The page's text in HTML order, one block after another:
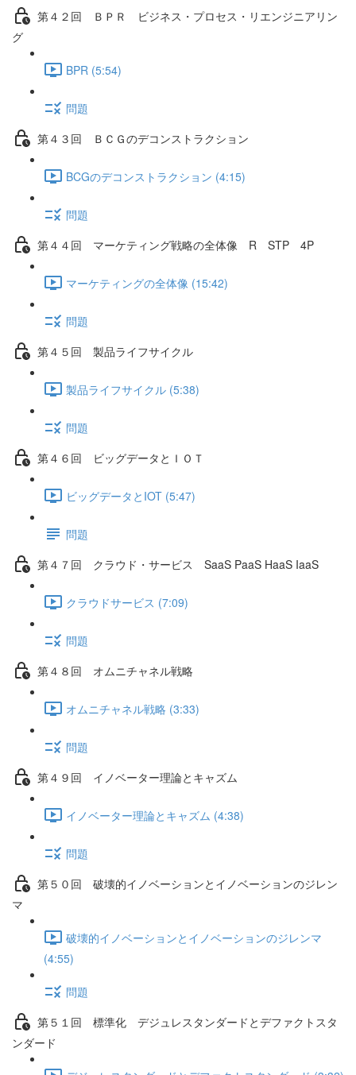
第４２回 ＢＰＲ ビジネス・プロセス・リエンジニアリン
グ
BPR (5:54)
問題
第４３回 ＢＣＧのデコンストラクション
BCGのデコンストラクション (4:15)
問題
第４４回 マーケティング戦略の全体像 R STP 4P
マーケティングの全体像 (15:42)
問題
第４５回 製品ライフサイクル
製品ライフサイクル (5:38)
問題
第４６回 ビッグデータとＩＯＴ
ビッグデータとIOT (5:47)
問題
第４７回 クラウド・サービス SaaS PaaS HaaS IaaS
クラウドサービス (7:09)
問題
第４８回 オムニチャネル戦略
オムニチャネル戦略 (3:33)
問題
第４９回 イノベーター理論とキャズム
イノベーター理論とキャズム (4:38)
問題
第５０回 破壊的イノベーションとイノベーションのジレン
マ
破壊的イノベーションとイノベーションのジレンマ
(4:55)
問題
第５１回 標準化 デジュレスタンダードとデファクトスタ
ンダード